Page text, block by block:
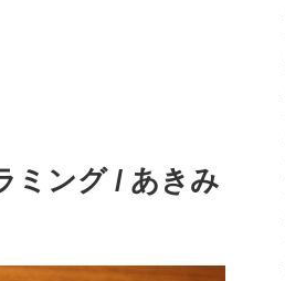
ミング / あきみ